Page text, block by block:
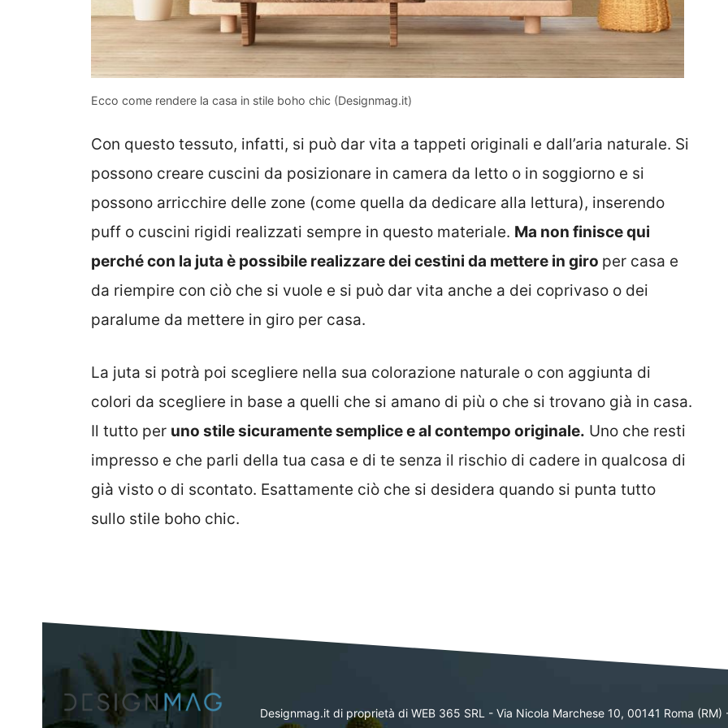
Ecco come rendere la casa in stile boho chic (Designmag.it)
Con questo tessuto, infatti, si può dar vita a tappeti originali e dall’aria naturale. Si
possono creare cuscini da posizionare in camera da letto o in soggiorno e si
possono arricchire delle zone (come quella da dedicare alla lettura), inserendo
puff o cuscini rigidi realizzati sempre in questo materiale. Ma non finisce qui
perché con la juta è possibile realizzare dei cestini da mettere in giro per casa e
da riempire con ciò che si vuole e si può dar vita anche a dei coprivaso o dei
paralume da mettere in giro per casa.
La juta si potrà poi scegliere nella sua colorazione naturale o con aggiunta di
colori da scegliere in base a quelli che si amano di più o che si trovano già in casa.
Il tutto per uno stile sicuramente semplice e al contempo originale. Uno che resti
impresso e che parli della tua casa e di te senza il rischio di cadere in qualcosa di
già visto o di scontato. Esattamente ciò che si desidera quando si punta tutto
sullo stile boho chic.
Designmag.it di proprietà di WEB 365 SRL - Via Nicola Marchese 10, 00141 Roma (RM)